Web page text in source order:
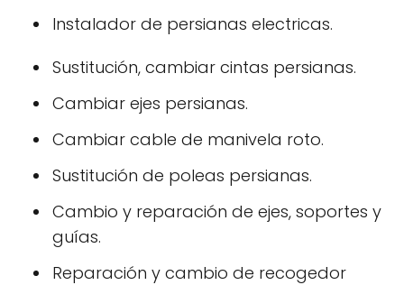
Instalador de persianas electricas.
Sustitución, cambiar cintas persianas.
Cambiar ejes persianas.
Cambiar cable de manivela roto.
Sustitución de poleas persianas.
Cambio y reparación de ejes, soportes y
guías.
Reparación y cambio de recogedor